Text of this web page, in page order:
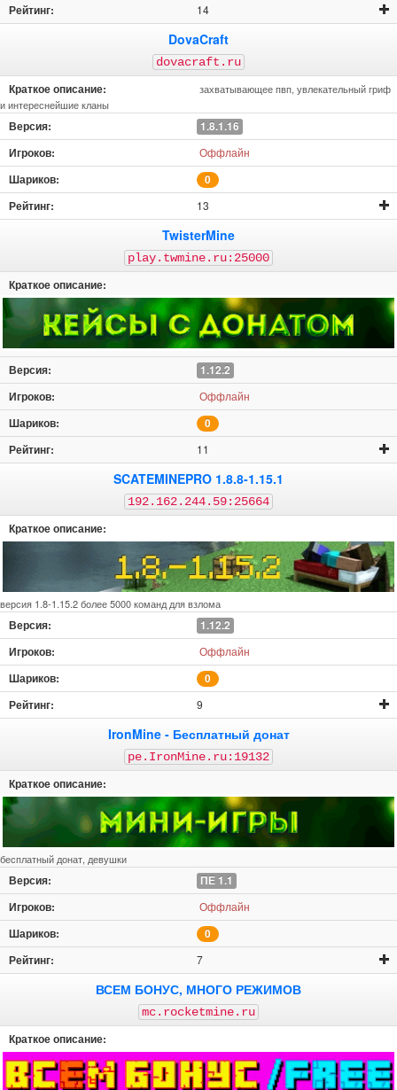
14
DovaCraft
dovacraft.ru
захватывающее пвп, увлекательный гриф
и интереснейшие кланы
1.8.1.16
Оффлайн
0
13
TwisterMine
play.twmine.ru:25000
1.12.2
Оффлайн
0
11
SCATEMINEPRO 1.8.8-1.15.1
192.162.244.59:25664
версия 1.8-1.15.2 более 5000 команд для взлома
1.12.2
Оффлайн
0
9
IronMine - Бесплатный донат
pe.IronMine.ru:19132
бесплатный донат, девушки
ПЕ 1.1
Оффлайн
0
7
ВСЕМ БОНУС, МНОГО РЕЖИМОВ
mc.rocketmine.ru